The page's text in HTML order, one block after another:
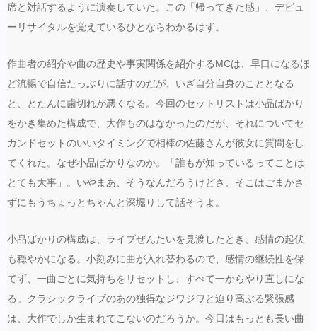
席と対話するように演奏していた。この「帰ってきた感」、デビュ
ーリサイタルを覚えているひとならわかるはず。
作曲者の紹介や曲の歴史や事実関係を紹介するMCは、早口になるほ
ど流暢で自信たっぷりに話すのだが、いざ自分自身のこととなる
と、とたんに歯切れが悪くなる。今回のセットリストは小品ばかり
をかき集めた構成で、大作ものはなかったのだが、それについてセ
カンドセットのいいタイミングで相棒の佐藤さんが彼女に質問をし
てくれた。なぜ小品ばかりなのか。「誰もが知っているってことは
とても大事」。いやまあ、そうなんだろうけどさ、そこはごまかさ
ずにもうちょっとちゃんと深堀りして話そうよ。
小品ばかりの構成は、ライブぜんたいを見渡したとき、感情の起伏
も穏やかになる。小刻みに曲が入れ替わるので、感情の継続性を保
てず、一曲ごとに気持ちをリセットし、すべて一からやり直しにな
る。クラシックライブのあの独得なジワジワと迫り高ぶる緊張感
は、大作でしか生まれてこないのだろうか。今日はもっとも長い曲